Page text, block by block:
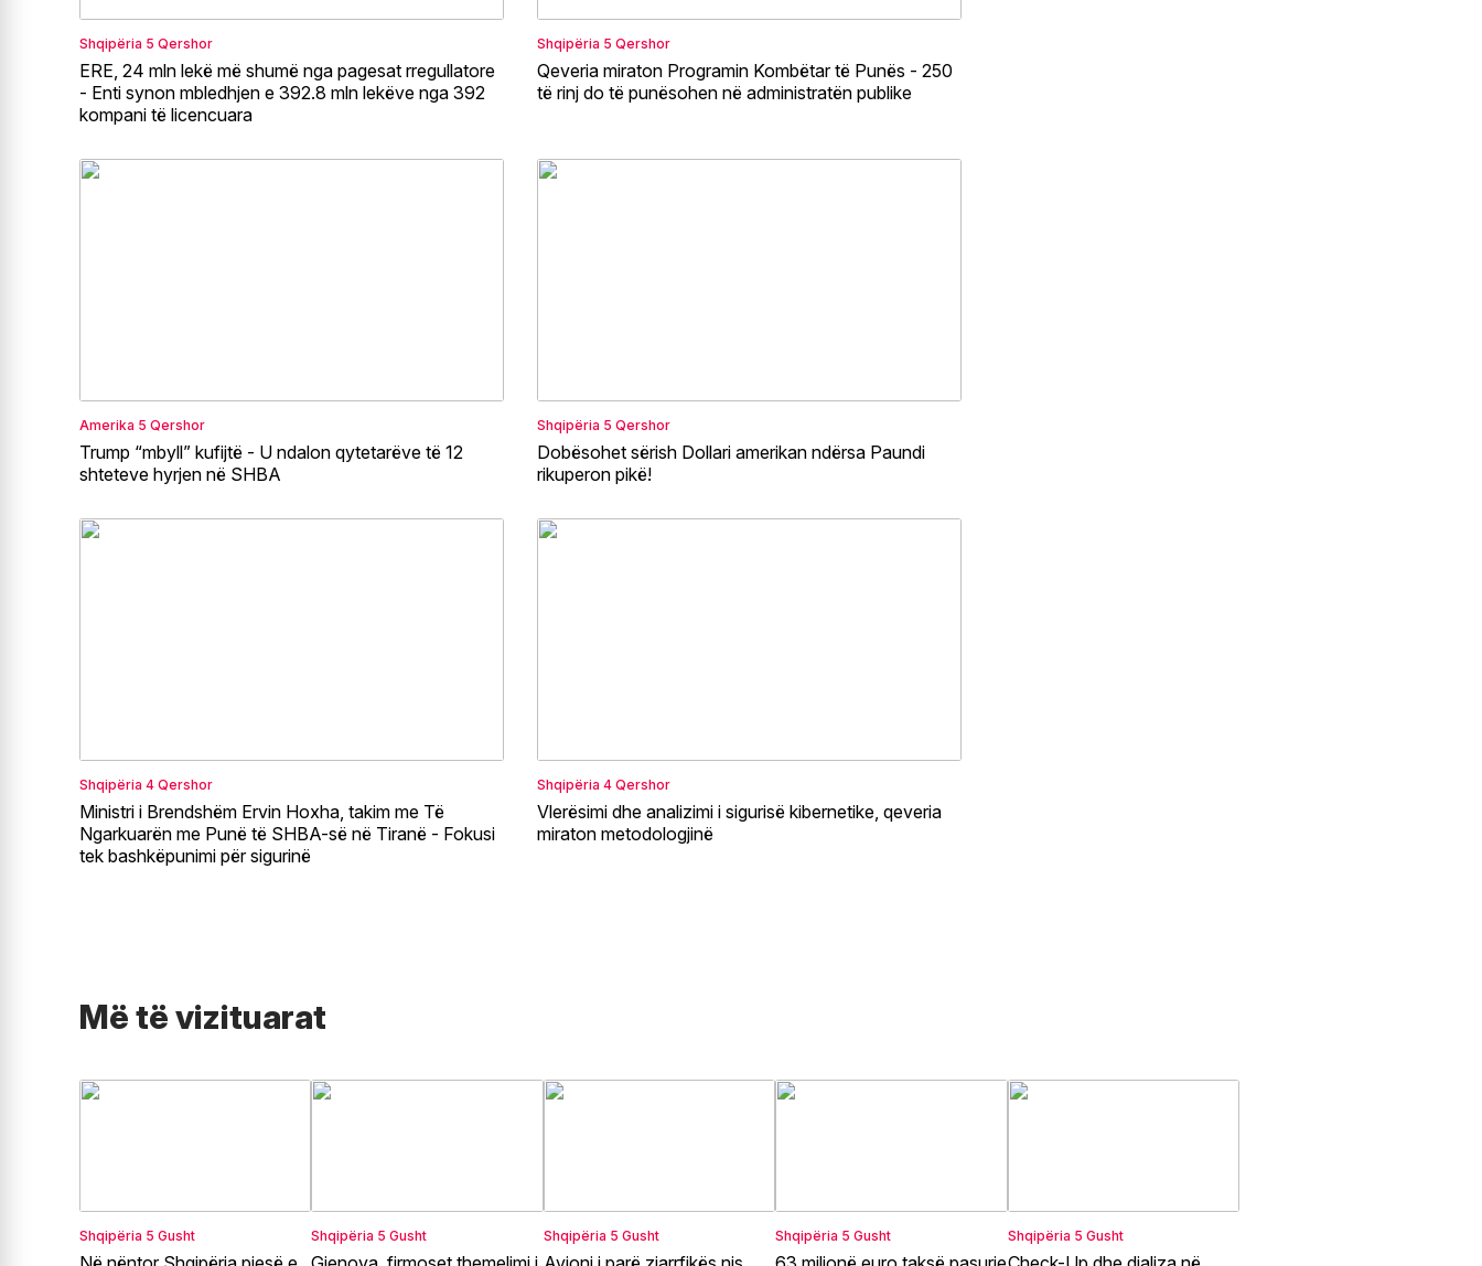
Shqipëria 5 Qershor
ERE, 24 mln lekë më shumë nga pagesat rregullatore
- Enti synon mbledhjen e 392.8 mln lekëve nga 392
kompani të licencuara
Shqipëria 5 Qershor
Qeveria miraton Programin Kombëtar të Punës - 250
të rinj do të punësohen në administratën publike
Amerika 5 Qershor
Trump “mbyll” kufijtë - U ndalon qytetarëve të 12
shteteve hyrjen në SHBA
Shqipëria 5 Qershor
Dobësohet sërish Dollari amerikan ndërsa Paundi
rikuperon pikë!
Shqipëria 4 Qershor
Ministri i Brendshëm Ervin Hoxha, takim me Të
Ngarkuarën me Punë të SHBA-së në Tiranë - Fokusi
tek bashkëpunimi për sigurinë
Shqipëria 4 Qershor
Vlerësimi dhe analizimi i sigurisë kibernetike, qeveria
miraton metodologjinë
Më të vizituarat
Shqipëria 5 Gusht Shqipëria 5 Gusht Shqipëria 5 Gusht Shqipëria 5 Gusht Shqipëria 5 Gusht